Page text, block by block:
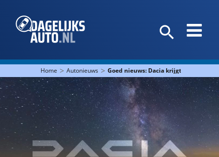
Home > Autonieuws > Goed nieuws: Dacia krijgt een nieuw